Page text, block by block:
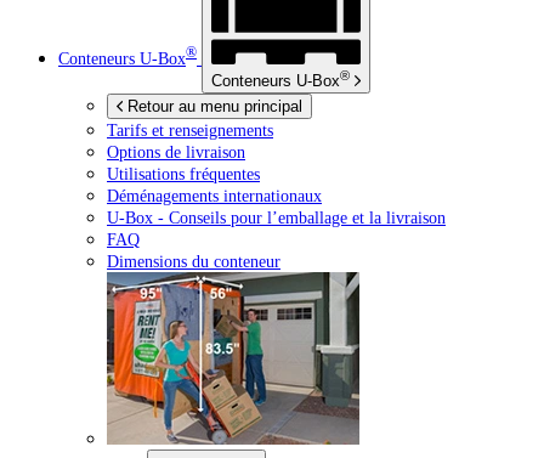
Conteneurs U-Box®
Conteneurs U-Box®
Retour au menu principal
Tarifs et renseignements
Options de livraison
Utilisations fréquentes
Déménagements internationaux
U-Box - Conseils pour l’emballage et la livraison
FAQ
Dimensions du conteneur